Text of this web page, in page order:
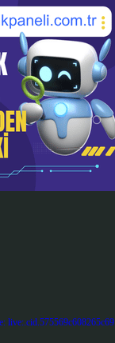
live:.cid.575569c608265c69